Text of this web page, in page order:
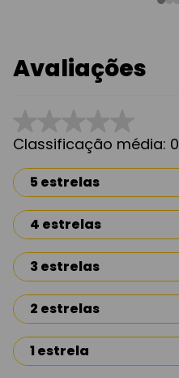
Avaliações
Classificação média: 0
5 estrelas
4 estrelas
3 estrelas
2 estrelas
1 estrela